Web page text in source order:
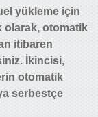
yükleme için
olarak, otomatik
itibaren
İkincisi,
otomatik
serbestçe